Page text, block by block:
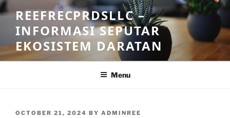
Skip
to
content
REEFRECPRDSLLC –
INFORMASI SEPUTAR
EKOSISTEM DARATAN
Menu
POSTED
OCTOBER 21, 2024 BY ADMINREE